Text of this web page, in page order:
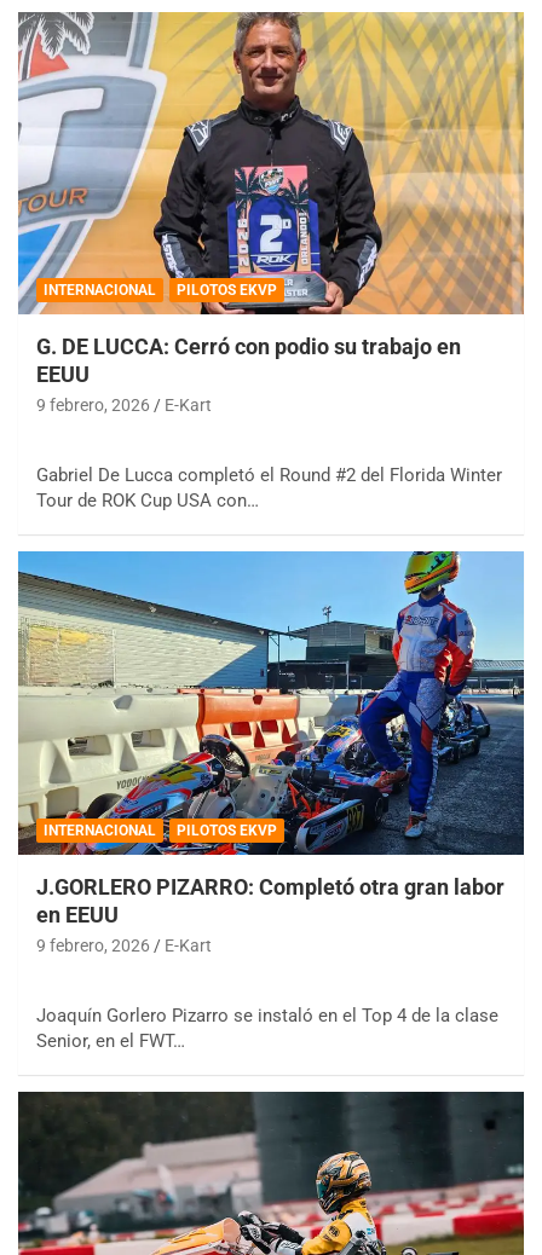
INTERNACIONAL PILOTOS EKVP
G. DE LUCCA: Cerró con podio su trabajo en
EEUU
9 febrero, 2026 E-Kart
Gabriel De Lucca completó el Round #2 del Florida Winter
Tour de ROK Cup USA con…
INTERNACIONAL PILOTOS EKVP
J.GORLERO PIZARRO: Completó otra gran labor
en EEUU
9 febrero, 2026 E-Kart
Joaquín Gorlero Pizarro se instaló en el Top 4 de la clase
Senior, en el FWT…